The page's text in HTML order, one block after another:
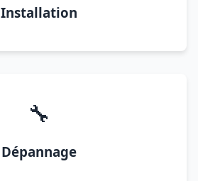
Installation
🔧
Dépannage